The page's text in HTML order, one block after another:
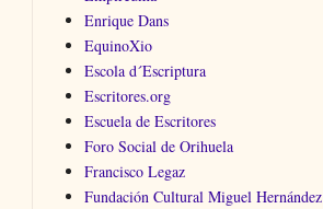
Enrique Dans
EquinoXio
Escola d´Escriptura
Escritores.org
Escuela de Escritores
Foro Social de Orihuela
Francisco Legaz
Fundación Cultural Miguel Hernández